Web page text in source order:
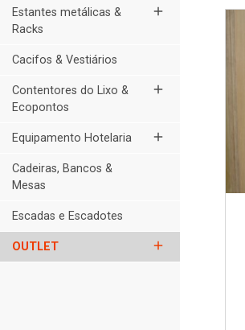
Estantes metálicas &
Racks
add
Cacifos & Vestiários
Contentores do Lixo &
Ecopontos
add
Equipamento Hotelaria add
Cadeiras, Bancos &
Mesas
Escadas e Escadotes
OUTLET add